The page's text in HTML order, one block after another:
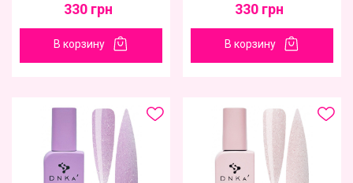
330 грн
В корзину
330 грн
В корзину